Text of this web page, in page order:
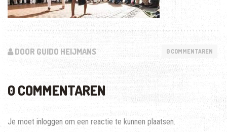
DOOR GUIDO HEIJMANS 0 COMMENTAREN
0 COMMENTAREN
Je moet inloggen om een reactie te kunnen plaatsen.